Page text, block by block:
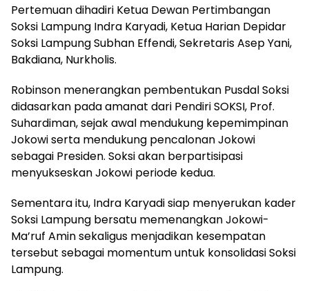
Pertemuan dihadiri Ketua Dewan Pertimbangan
Soksi Lampung Indra Karyadi, Ketua Harian Depidar
Soksi Lampung Subhan Effendi, Sekretaris Asep Yani,
Bakdiana, Nurkholis.
Robinson menerangkan pembentukan Pusdal Soksi
didasarkan pada amanat dari Pendiri SOKSI, Prof.
Suhardiman, sejak awal mendukung kepemimpinan
Jokowi serta mendukung pencalonan Jokowi
sebagai Presiden. Soksi akan berpartisipasi
menyukseskan Jokowi periode kedua.
Sementara itu, Indra Karyadi siap menyerukan kader
Soksi Lampung bersatu memenangkan Jokowi-
Ma’ruf Amin sekaligus menjadikan kesempatan
tersebut sebagai momentum untuk konsolidasi Soksi
Lampung.